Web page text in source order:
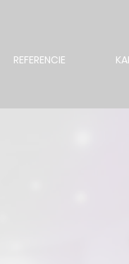
REFERENCIE